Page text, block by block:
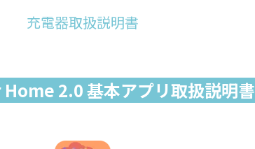
充電器取扱説明書
2.0 基本アプリ取扱説明書